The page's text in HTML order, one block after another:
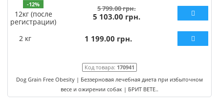
-12%
12кг (после
регистрации)
5 799.00 грн.
5 103.00 грн.
2 кг 1 199.00 грн.
Код товара: 170941
Dog Grain Free Obesity | Беззерновая лечебная диета при избыточном
весе и ожирении собак | БРИТ ВЕТЕ..